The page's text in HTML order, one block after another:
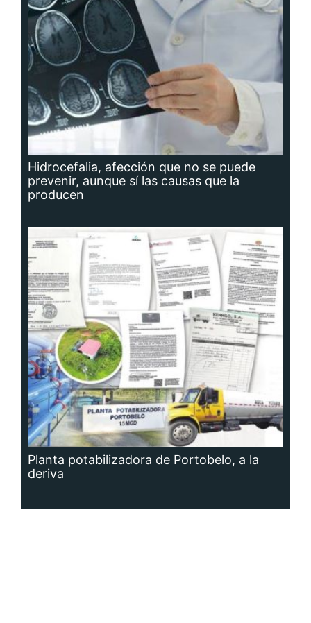
Hidrocefalia, afección que no se puede
prevenir, aunque sí las causas que la
producen
Planta potabilizadora de Portobelo, a la
deriva